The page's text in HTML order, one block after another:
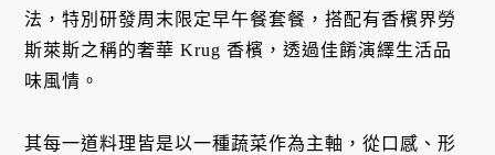
法，特別研發周末限定早午餐套餐，搭配有香檳界勞
斯萊斯之稱的奢華 Krug 香檳，透過佳餚演繹生活品
味風情。
其每一道料理皆是以一種蔬菜作為主軸，從口感、形